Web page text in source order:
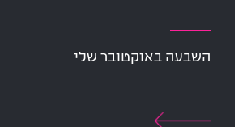
השבעה באוקטובר שלי